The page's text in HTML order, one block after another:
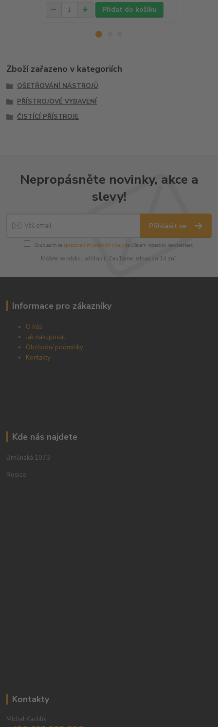
Přidat do košíku
Zboží zařazeno v kategoriích
OŠETŘOVÁNÍ NÁSTROJŮ
PŘÍSTROJOVÉ VYBAVENÍ
ČISTÍCÍ PŘÍSTROJE
Nepropásněte novinky, akce a
slevy!
Přihlásit se
Souhlasím se zpracováním osobních údajůza účelem rozesílky newsletteru.
Můžete se kdykoli odhlásit. Zasíláme jednou za 14 dní.
Informace pro zákazníky
O nás
Jak nakupovat
Obchodní podmínky
Kontakty
Kde nás najdete
Brněnská 1073
Rosice
Kontakty
Michal Kachlík